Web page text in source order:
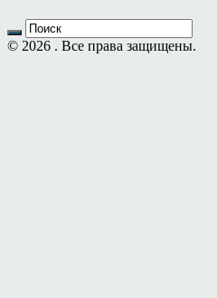
© 2026 . Все права защищены.